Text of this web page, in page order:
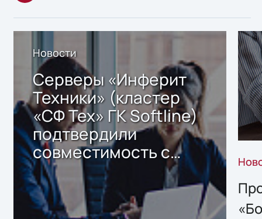
Новости
Серверы «Инферит
Техники» (кластер
«СФ Тех» ГК Softline)
подтвердили
совместимость с
решением Sharx
Storage 2.x для
хранения данных